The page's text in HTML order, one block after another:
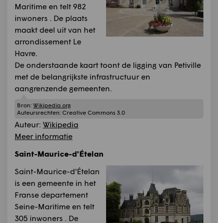
Maritime en telt 982
inwoners . De plaats
maakt deel uit van het
arrondissement Le
Havre.
De onderstaande kaart toont de ligging van Petiville
met de belangrijkste infrastructuur en
aangrenzende gemeenten.
Bron: Wikipedia.org
Auteursrechten: Creative Commons 3.0
Auteur: Wikipedia
Meer informatie
Saint-Maurice-d'Ételan
Saint-Maurice-d'Ételan
is een gemeente in het
Franse departement
Seine-Maritime en telt
305 inwoners . De